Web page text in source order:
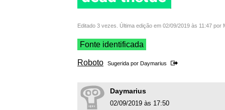
Editado 3 vezes. Última edição em 02/09/2019 às 11:47 por
Fonte identificada
Roboto Sugerida por Daymarius
Daymarius
02/09/2019 às 17:50